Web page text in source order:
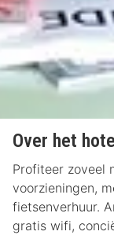
Over het hotel
Profiteer zoveel
voorzieningen,
fietsenverhuur.
gratis wifi,